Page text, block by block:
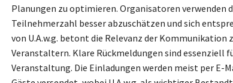
Planungen zu optimieren. Organisatoren verwenden
Teilnehmerzahl besser abzuschätzen und sich
von U.A.w.g. betont die Relevanz der Kommunikation
Veranstaltern. Klare Rückmeldungen sind essenziell
Veranstaltung. Die Einladungen werden meist per E-